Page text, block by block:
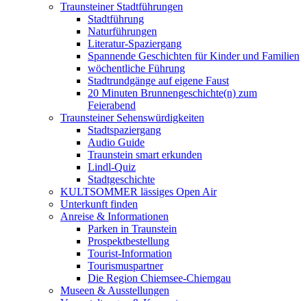
Traunsteiner Stadtführungen
Stadtführung
Naturführungen
Literatur-Spaziergang
Spannende Geschichten für Kinder und Familien
wöchentliche Führung
Stadtrundgänge auf eigene Faust
20 Minuten Brunnengeschichte(n) zum
Feierabend
Traunsteiner Sehenswürdigkeiten
Stadtspaziergang
Audio Guide
Traunstein smart erkunden
Lindl-Quiz
Stadtgeschichte
KULTSOMMER lässiges Open Air
Unterkunft finden
Anreise & Informationen
Parken in Traunstein
Prospektbestellung
Tourist-Information
Tourismuspartner
Die Region Chiemsee-Chiemgau
Museen & Ausstellungen